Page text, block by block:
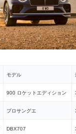
モデル
900 ロケットエディション
プロサングエ
DBX707